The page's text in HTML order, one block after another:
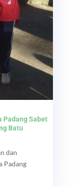
Padang Sabet
Batu
dan
Padang